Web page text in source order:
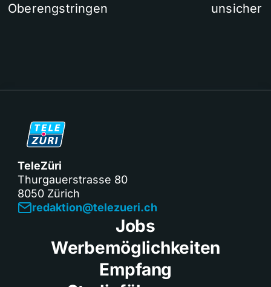
Oberengstringen
unsicher
TeleZüri
Thurgauerstrasse 80
8050 Zürich
redaktion@telezueri.ch
Jobs
Werbemöglichkeiten
Empfang